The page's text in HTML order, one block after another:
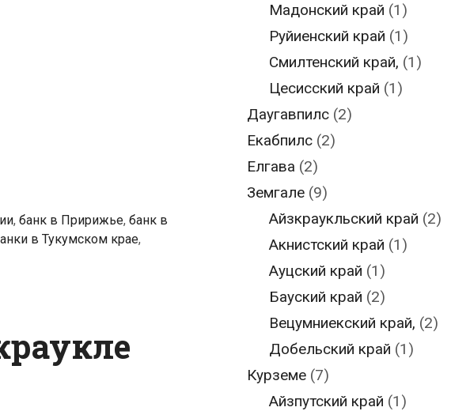
, банк в Пририжье, банк в
в Тукумском крае,
Мадонский край (1)
Руйиенский край (1)
Смилтенский край, (1)
Цесисский край (1)
Даугавпилс(2)
Екабпилс(2)
Елгава (2)
Земгале(9)
Айзкраукльский край (2)
Акнистский край (1)
Ауцский край (1)
Бауский край (2)
Вецумниекский край, (2)
Добельский край (1)
Курземе(7)
Айзпутский край (1)